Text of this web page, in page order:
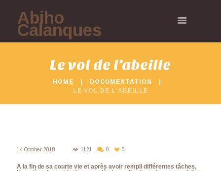
Abiho
Calanques
Le vol de l’abeille
HOME
DOCUMENTATION
LE VOL DE L’ABEILLE
14 October 2018 1121 0 0
A la fin de sa courte vie et après avoir rempli différentes tâches,